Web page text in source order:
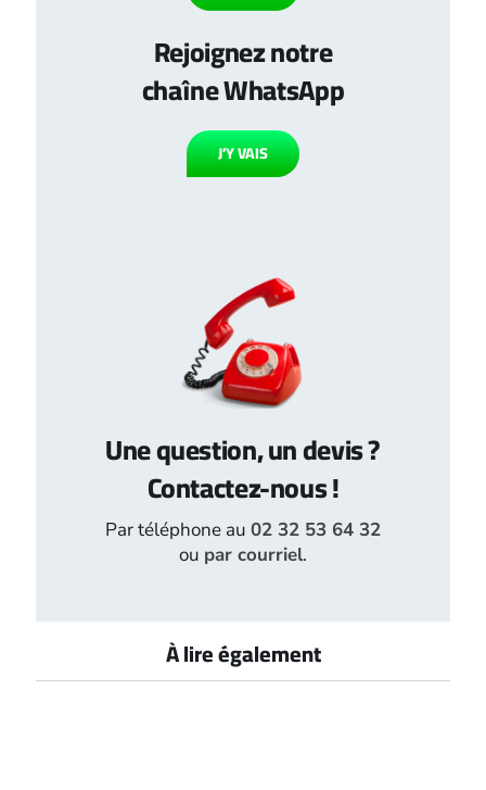
Rejoignez notre
chaîne WhatsApp
J’Y VAIS
Une question, un devis ?
Contactez-nous !
Par téléphone au 02 32 53 64 32
ou par courriel.
À lire également